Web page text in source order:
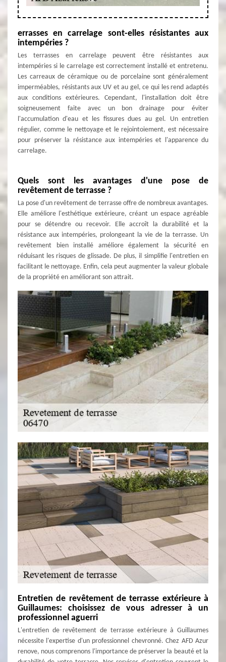
errasses en carrelage sont-elles résistantes aux
intempéries ?
Les terrasses en carrelage peuvent être résistantes aux
intempéries si le carrelage est correctement installé et entretenu.
Les carreaux de céramique ou de porcelaine sont généralement
imperméables, résistants aux UV et au gel, ce qui les rend adaptés
aux conditions extérieures. Cependant, l'installation doit être
soigneusement faite avec un bon drainage pour éviter
l'accumulation d'eau et les fissures dues au gel. Un entretien
régulier, comme le nettoyage et le rejointoiement, est nécessaire
pour préserver la résistance aux intempéries et l'apparence du
carrelage.
Quels sont les avantages d'une pose de
revêtement de terrasse ?
La pose d'un revêtement de terrasse offre de nombreux avantages.
Elle améliore l'esthétique extérieure, créant un espace agréable
pour se détendre ou recevoir. Elle accroît la durabilité et la
résistance aux intempéries, prolongeant la vie de la terrasse. Un
revêtement bien installé améliore également la sécurité en
réduisant les risques de glissade. De plus, il simplifie l'entretien en
facilitant le nettoyage. Enfin, cela peut augmenter la valeur globale
de la propriété en améliorant son attrait.
Entretien de revêtement de terrasse extérieure à
Guillaumes: choisissez de vous adresser à un
professionnel aguerri
L'entretien de revêtement de terrasse extérieure à Guillaumes
nécessite l'expertise d'un professionnel chevronné. Chez AFD Azur
renove, nous comprenons l'importance de préserver la beauté et la